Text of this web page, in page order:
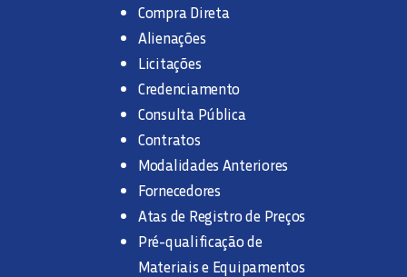
Compra Direta
Alienações
Licitações
Credenciamento
Consulta Pública
Contratos
Modalidades Anteriores
Fornecedores
Atas de Registro de Preços
Pré-qualificação de
Materiais e Equipamentos